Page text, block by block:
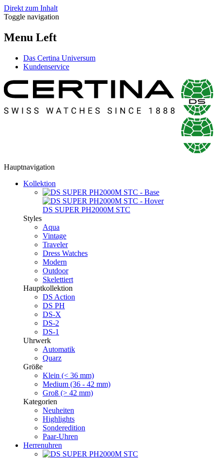
Direkt zum Inhalt
Toggle navigation
Menu Left
Das Certina Universum
Kundenservice
Hauptnavigation
Kollektion
DS SUPER PH2000M STC
Styles
Aqua
Vintage
Traveler
Dress Watches
Modern
Outdoor
Skelettiert
Hauptkollektion
DS Action
DS PH
DS-X
DS-2
DS-1
Uhrwerk
Automatik
Quarz
Größe
Klein (< 36 mm)
Medium (36 - 42 mm)
Groß (> 42 mm)
Kategorien
Neuheiten
Highlights
Sonderedition
Paar-Uhren
Herrenuhren